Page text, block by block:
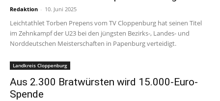
Redaktion - 10. Juni 2025
Leichtathlet Torben Prepens vom TV Cloppenburg hat seinen Titel
im Zehnkampf der U23 bei den jüngsten Bezirks-, Landes- und
Norddeutschen Meisterschaften in Papenburg verteidigt.
Landkreis Cloppenburg
Aus 2.300 Bratwürsten wird 15.000-Euro-
Spende